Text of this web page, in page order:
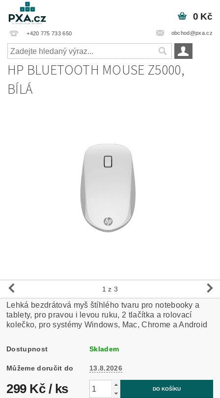
+420 775 733 650 obchod@pxa.cz
0 Kč
HP BLUETOOTH MOUSE Z5000,
BÍLÁ
1 z 3
Lehká bezdrátová myš štíhlého tvaru pro notebooky a
tablety, pro pravou i levou ruku, 2 tlačítka a rolovací
kolečko, pro systémy Windows, Mac, Chrome a Android
Dostupnost Skladem
Můžeme doručit do 13.8.2026
299 Kč / ks